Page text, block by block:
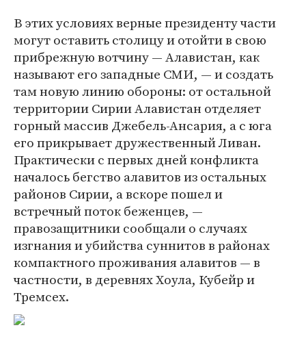
В этих условиях верные президенту части
могут оставить столицу и отойти в свою
прибрежную вотчину — Алавистан, как
называют его западные СМИ, — и создать
там новую линию обороны: от остальной
территории Сирии Алавистан отделяет
горный массив Джебель-Ансария, а с юга
его прикрывает дружественный Ливан.
Практически с первых дней конфликта
началось бегство алавитов из остальных
районов Сирии, а вскоре пошел и
встречный поток беженцев, —
правозащитники сообщали о случаях
изгнания и убийства суннитов в районах
компактного проживания алавитов — в
частности, в деревнях Хоула, Кубейр и
Тремсех.